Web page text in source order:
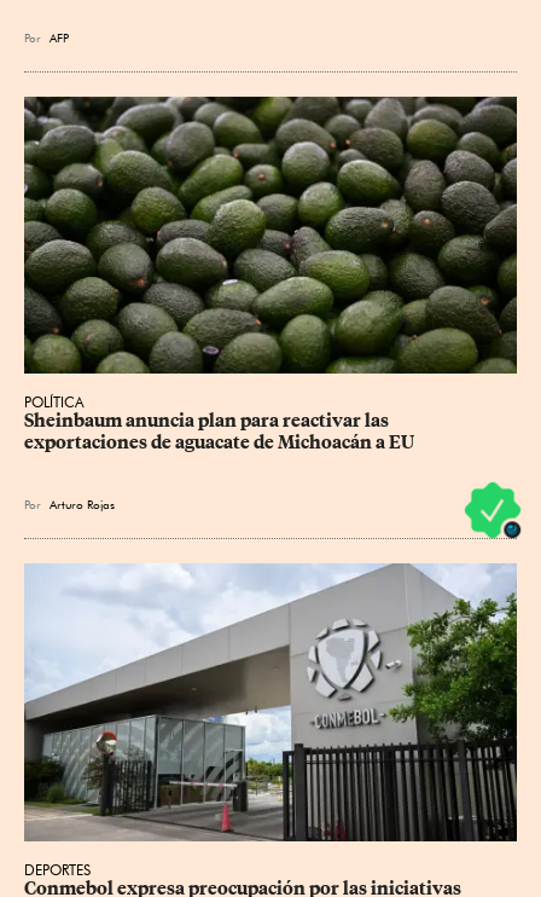
Por AFP
POLÍTICA
Sheinbaum anuncia plan para reactivar las
exportaciones de aguacate de Michoacán a EU
Por Arturo Rojas
DEPORTES
Conmebol expresa preocupación por las iniciativas